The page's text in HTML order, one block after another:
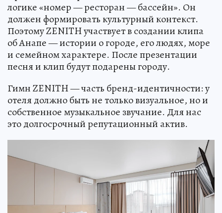
логике «номер — ресторан — бассейн». Он
должен формировать культурный контекст.
Поэтому ZENITH участвует в создании клипа
об Анапе — истории о городе, его людях, море
и семейном характере. После презентации
песня и клип будут подарены городу.
Гимн ZENITH — часть бренд-идентичности: у
отеля должно быть не только визуальное, но и
собственное музыкальное звучание. Для нас
это долгосрочный репутационный актив.